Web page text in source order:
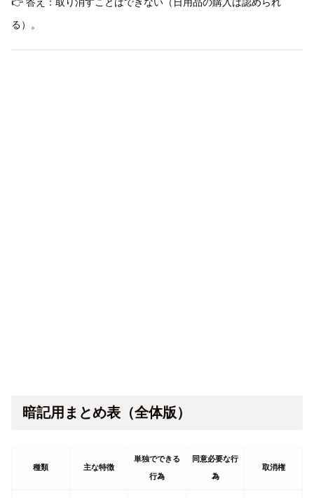
👉 答え：取り消すことはできない（日用品の購入は認められ
る）。
暗記用まとめ表（全体版）
種類 主な特徴
単独でできる
行為
同意必要な行
為
取消権